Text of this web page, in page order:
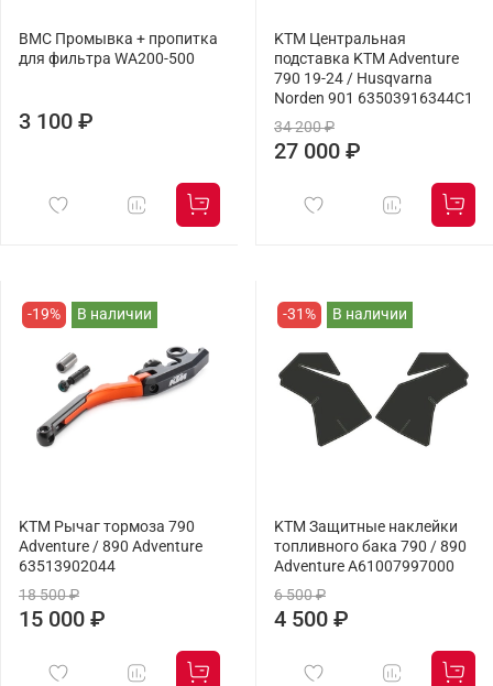
BMC Промывка + пропитка
для фильтра WA200-500
3 100 ₽
KTM Центральная
подставка KTM Adventure
790 19-24 / Husqvarna
Norden 901 63503916344C1
34 200 ₽
27 000 ₽
-19% В наличии
KTM Рычаг тормоза 790
Adventure / 890 Adventure
63513902044
18 500 ₽
15 000 ₽
-31% В наличии
KTM Защитные наклейки
топливного бака 790 / 890
Adventure A61007997000
6 500 ₽
4 500 ₽